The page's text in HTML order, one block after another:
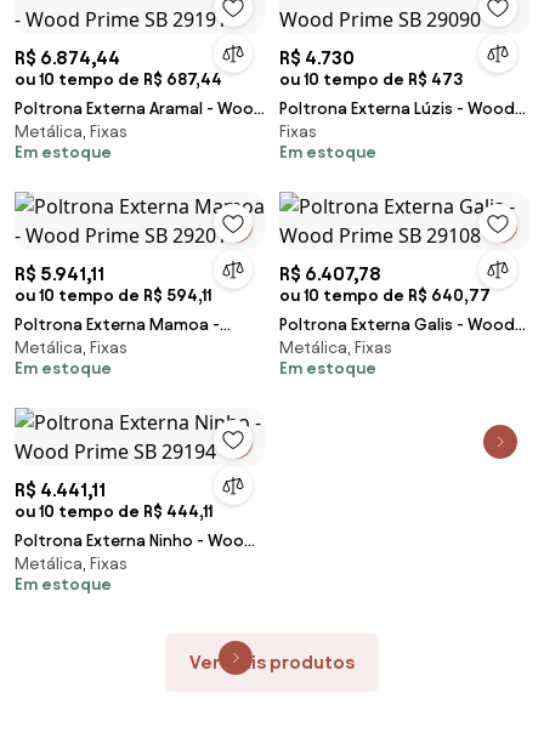
R$ 6.874,44
ou 10 tempo de R$ 687,44
Poltrona Externa Aramal - Wood
Prime SB 29191
Metálica, Fixas
Em estoque
R$ 4.730
ou 10 tempo de R$ 473
Poltrona Externa Lúzis - Wood
Prime SB 29090
Fixas
Em estoque
R$ 5.941,11
ou 10 tempo de R$ 594,11
Poltrona Externa Mamoa -
Wood Prime SB 29201
Metálica, Fixas
Em estoque
R$ 6.407,78
ou 10 tempo de R$ 640,77
Poltrona Externa Galis - Wood
Prime SB 29108
Metálica, Fixas
Em estoque
R$ 4.441,11
ou 10 tempo de R$ 444,11
Poltrona Externa Ninho - Wood
Prime SB 29194
Metálica, Fixas
Em estoque
Ver mais produtos